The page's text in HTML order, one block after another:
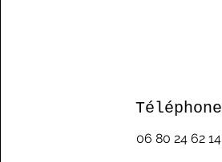
Téléphone
06 80 24 62 14